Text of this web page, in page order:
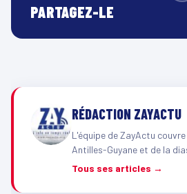
PARTAGEZ-LE
RÉDACTION ZAYACTU
L'équipe de ZayActu
Antilles-Guyane et de la
Tous ses articles →